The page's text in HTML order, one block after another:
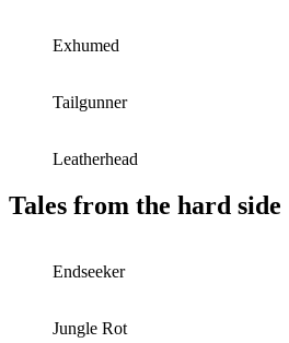
Exhumed
Tailgunner
Leatherhead
Tales from the hard side
Endseeker
Jungle Rot